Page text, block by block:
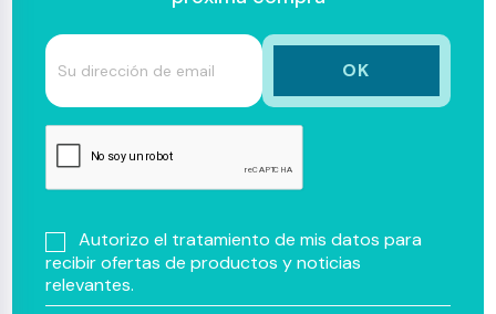
Autorizo el tratamiento de mis datos para
recibir ofertas de productos y noticias
relevantes.